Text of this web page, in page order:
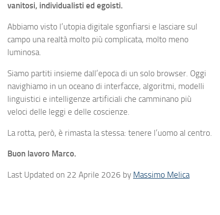
vanitosi, individualisti ed egoisti.
Abbiamo visto l’utopia digitale sgonfiarsi e lasciare sul
campo una realtà molto più complicata, molto meno
luminosa.
Siamo partiti insieme dall’epoca di un solo browser. Oggi
navighiamo in un oceano di interfacce, algoritmi, modelli
linguistici e intelligenze artificiali che camminano più
veloci delle leggi e delle coscienze.
La rotta, però, è rimasta la stessa: tenere l’uomo al centro.
Buon lavoro Marco.
Last Updated on 22 Aprile 2026 by Massimo Melica